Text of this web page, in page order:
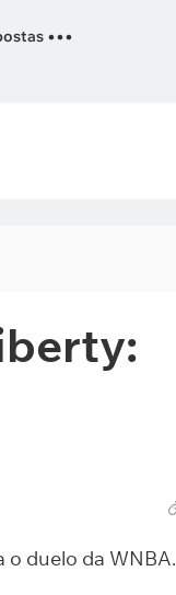
...
o duelo da WNBA.